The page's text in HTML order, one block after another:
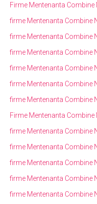
Firme Mentenanta
firme Mentenanta Combine
firme Mentenanta Combine
firme Mentenanta Combine
firme Mentenanta Combine
firme Mentenanta Combine
firme Mentenanta Combine
Firme Mentenanta Combine
firme Mentenanta Combine
firme Mentenanta Combine
firme Mentenanta Combine
firme Mentenanta Combine
firme Mentenanta Combine